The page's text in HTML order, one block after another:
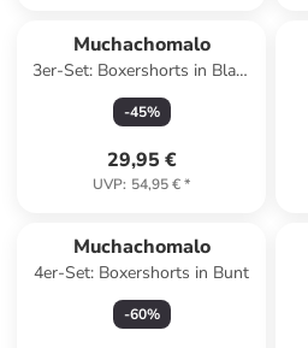
Muchachomalo
3er-Set: Boxershorts in Blau/
Pink/ Schwarz
-45%
29,95 €
UVP: 54,95 €*
Muchachomalo
4er-Set: Boxershorts in Bunt
-60%